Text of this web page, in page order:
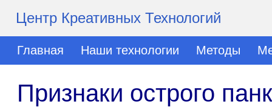
Центр Креативных Технологий
Главная Наши технологии Методы
Признаки острого